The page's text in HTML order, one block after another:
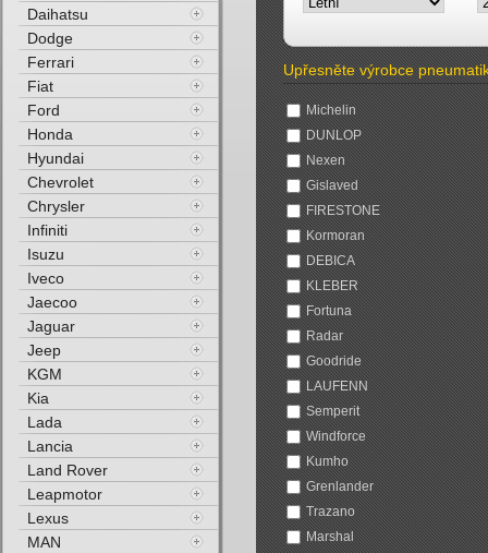
Upřesněte výrobce
Michelin
DUNLOP
Nexen
Gislaved
FIRESTONE
Kormoran
DEBICA
KLEBER
Fortuna
Radar
Goodride
LAUFENN
Semperit
Windforce
Kumho
Grenlander
Trazano
Marshal
Daihatsu
Dodge
Ferrari
Fiat
Ford
Honda
Hyundai
Chevrolet
Chrysler
Infiniti
Isuzu
Iveco
Jaecoo
Jaguar
Jeep
KGM
Kia
Lada
Lancia
Land Rover
Leapmotor
Lexus
MAN